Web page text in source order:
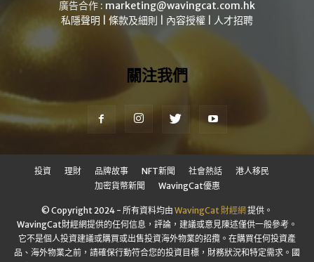
廣告合作 : marketing@wavingcat.com.hk
私隱聲明
條款及細則 內容授權 人才招聘
關注我們
投資 理財 品牌故事 NFT新聞 社會熱話
港人移民
加密貨幣新聞
WavingCat優惠
© Copyright 2024 - 所有資料均由 WavingCat 財經網提供。
WavingCat財經網提供的任何信息，評論，建議或意見陳述僅供一般參考。
它不是個人投資建議或購買或出售投資海外物業的招攬。在購買任何投資產
品、海外物業之前，請確保行動符合您的投資目標，財務狀況和特定需求。國